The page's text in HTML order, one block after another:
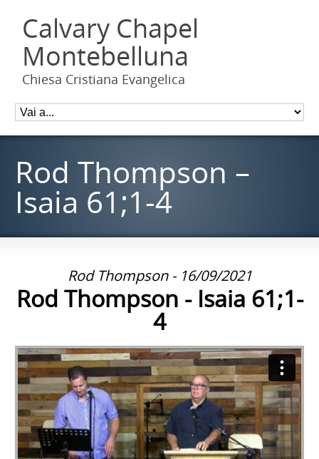
Calvary Chapel
Montebelluna
Chiesa Cristiana Evangelica
Rod Thompson –
Isaia 61;1-4
Rod Thompson - 16/09/2021
Rod Thompson - Isaia 61;1-
4